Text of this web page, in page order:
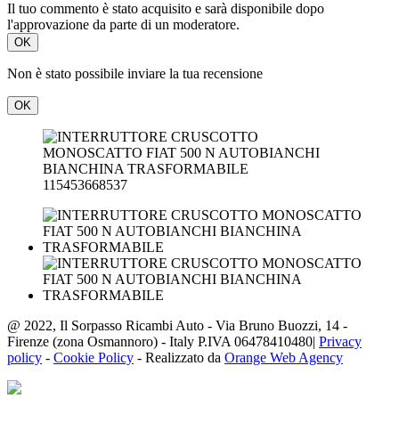
Il tuo commento è stato acquisito e sarà disponibile dopo
l'approvazione da parte di un moderatore.
OK
Non è stato possibile inviare la tua recensione
OK
115453668537
@ 2022, Il Sorpasso Ricambi Auto - Via Bruno Buozzi, 14 -
Firenze (zona Osmannoro) - Italy P.IVA 06478410480| Privacy
policy - Cookie Policy - Realizzato da Orange Web Agency